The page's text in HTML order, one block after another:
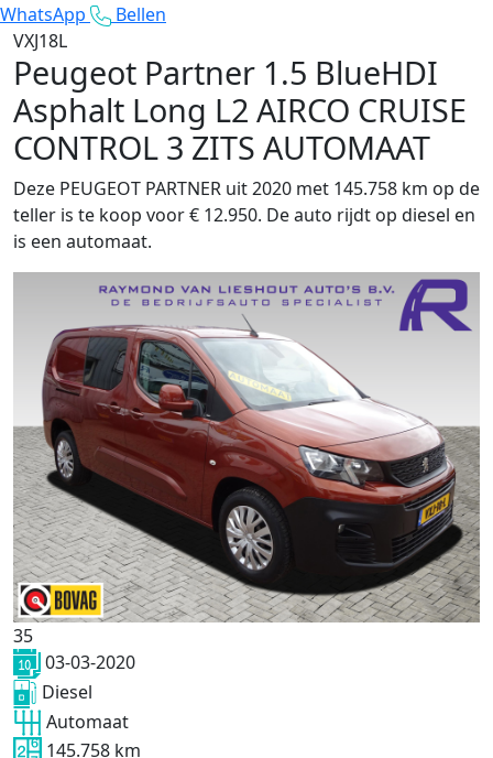
WhatsApp
Bellen
VXJ18L
Peugeot Partner 1.5 BlueHDI
Asphalt Long L2 AIRCO CRUISE
CONTROL 3 ZITS AUTOMAAT
Deze PEUGEOT PARTNER uit 2020 met 145.758 km op de
teller is te koop voor € 12.950. De auto rijdt op diesel en
is een automaat.
35
03-03-2020
Diesel
Automaat
145.758 km